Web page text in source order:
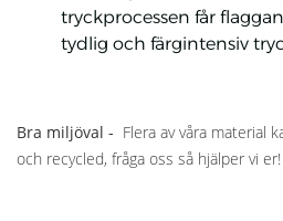
tryckprocessen får
tydlig och färgintensiv
Bra miljöval - Flera av våra material
och recycled, fråga oss så hjälper vi er!